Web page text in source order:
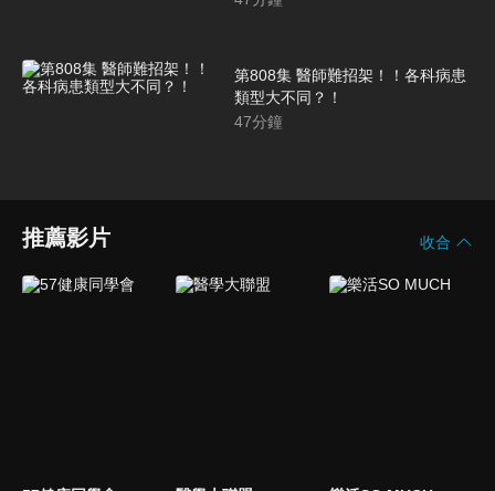
第808集 醫師難招架！！各科病患
類型大不同？！
47分鐘
推薦影片 收合